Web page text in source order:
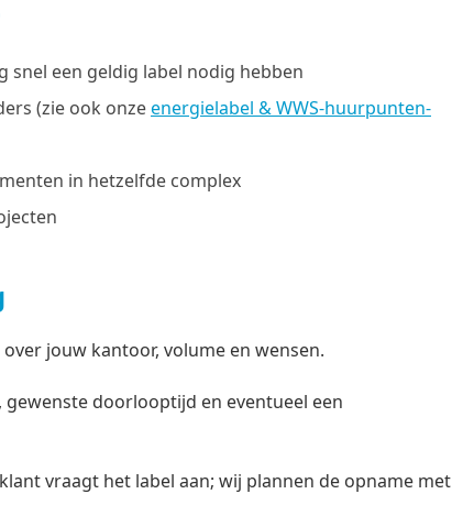
snel een geldig label nodig hebben
(zie ook onzeenergielabel & WWS-huurpunten-
in hetzelfde complex
jouw kantoor, volume en wensen.
gewenste doorlooptijd en eventueel een
vraagt het label aan; wij plannen de opname met